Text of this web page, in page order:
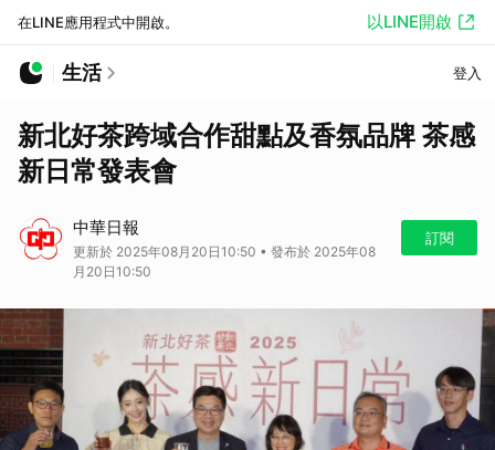
在LINE應用程式中開啟。 以LINE開啟
生活 登入
新北好茶跨域合作甜點及香氛品牌 茶感
新日常發表會
中華日報
更新於 2025年08月20日10:50 • 發布於 2025年08
月20日10:50
訂閱